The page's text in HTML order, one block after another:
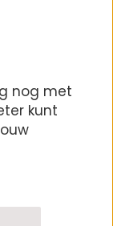
nog met
kunt